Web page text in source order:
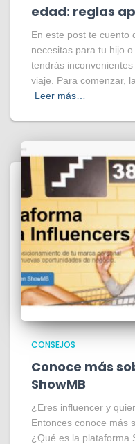
edad: reglas
En este post te cuento
necesitas para tu hijo
tendrás
viaje. Para comenzar,
Leer más…
CONSEJOS
Conoce más
ShowMB
¿Eres influencer y
Entonces conoce más
¿Qué es la plataforma